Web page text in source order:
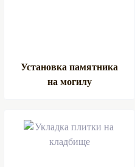
Установка памятника
на могилу